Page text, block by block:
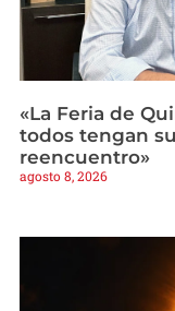
«La Feria de
todos tengan
reencuentro»
agosto 8, 2026